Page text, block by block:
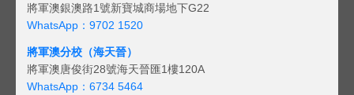
將軍澳銀澳路1號新寶城商場地下G22
WhatsApp：9702 1520
將軍澳分校（海天晉）
將軍澳唐俊街28號海天晉匯1樓120A
WhatsApp：6734 5464